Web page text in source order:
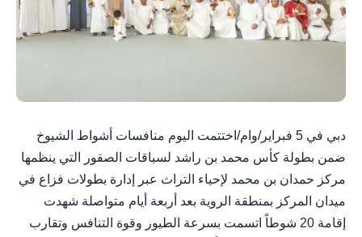
دبي في 5 فبراير/وام/اختتمت اليوم منافسات أشواط الشيوخ
ضمن بطولة كأس محمد بن راشد لسباقات الصقور التي ينظمها
مركز حمدان بن محمد لإحياء التراث عبر إدارة بطولات فزاع في
ميدان المركز بمنطقة الروية بعد أربعة أيام متواصلة شهدت
إقامة 20 شوطاً اتسمت بسرعة الطيور وقوة التنافس وتقارب